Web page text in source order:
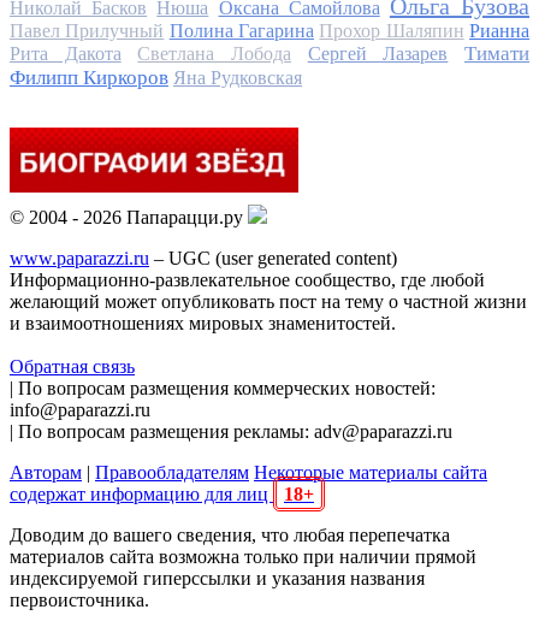
Николай Басков Нюша Оксана Самойлова Ольга Бузова
Павел Прилучный Полина Гагарина Прохор Шаляпин Рианна
Рита Дакота
Светлана Лобода Сергей Лазарев
Тимати
Филипп Киркоров Яна Рудковская
© 2004 - 2026 Папарацци.ру
www.paparazzi.ru – UGC (user generated content)
Информационно-развлекательное сообщество, где любой
желающий может опубликовать пост на тему о частной жизни
и взаимоотношениях мировых знаменитостей.
Обратная связь
| По вопросам размещения коммерческих новостей:
info@paparazzi.ru
| По вопросам размещения рекламы: adv@paparazzi.ru
Авторам | Правообладателям Некоторые материалы сайта
содержат информацию для лиц
18+
Доводим до вашего сведения, что любая перепечатка
материалов сайта возможна только при наличии прямой
индексируемой гиперссылки и указания названия
первоисточника.